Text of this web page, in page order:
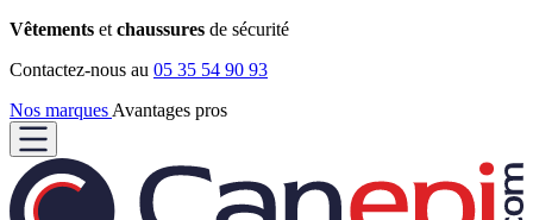
Vêtements et chaussures de sécurité
Contactez-nous au 05 35 54 90 93
Nos marques Avantages pros